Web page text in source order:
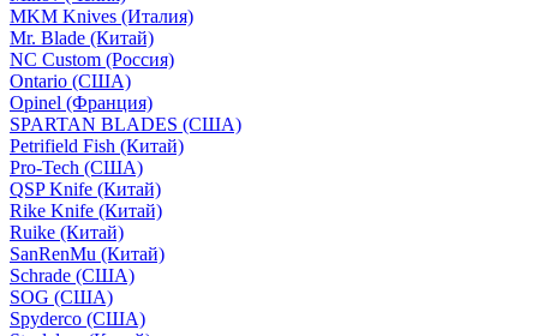
MKM Knives (Италия)
Mr. Blade (Китай)
NC Custom (Россия)
Ontario (США)
Opinel (Франция)
SPARTAN BLADES (США)
Petrifield Fish (Китай)
Pro-Tech (США)
QSP Knife (Китай)
Rike Knife (Китай)
Ruike (Китай)
SanRenMu (Китай)
Schrade (США)
SOG (США)
Spyderco (США)